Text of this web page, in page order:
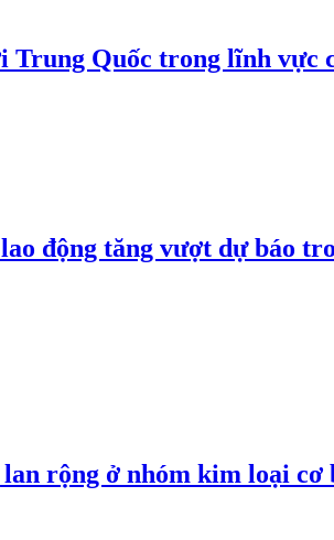
Trung Quốc trong lĩnh vực
động tăng vượt dự báo
rộng ở nhóm kim loại cơ